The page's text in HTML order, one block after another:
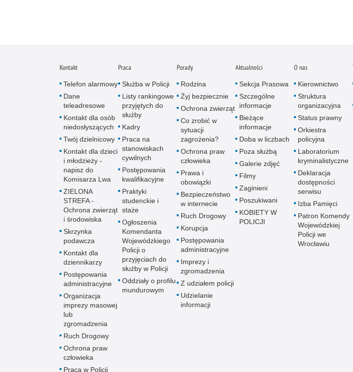
Kontakt
Telefon alarmowy
Dane
teleadresowe
Kontakt dla osób
niedosłyszących
Twój dzielnicowy
Kontakt dla dzieci
i młodzieży -
napisz do
Komisarza Lwa
ZIELONA
STREFA -
Ochrona zwierząt
i środowiska
Skrzynka
podawcza
Kontakt dla
dziennikarzy
Postępowania
administracyjne
Organizacja
imprezy masowej
lub
zgromadzenia
Ruch Drogowy
Ochrona praw
człowieka
Praca w Policji
Praca
Służba w Policji
Listy rankingowe
przyjętych do
służby
Kadry
Praca na
stanowiskach
cywilnych
Postępowania
kwalifikacyjne
Praktyki
studenckie i
staże
Ogłoszenia
Komendanta
Wojewódzkiego
Policji o
przyjęciach do
służby w Policji
Oddziały o profilu
mundurowym
Porady
Rodzina
Żyj bezpiecznie
Ochrona zwierząt
Co zrobić w
sytuacji
zagrożenia?
Ochrona praw
człowieka
Prawa i
obowiązki
Bezpieczeństwo
w internecie
Ruch Drogowy
Korupcja
Postępowania
administracyjne
Imprezy i
zgromadzenia
Z udziałem policji
Udzielanie
informacji
Aktualności
Sekcja Prasowa
Szczególne
informacje
Bieżące
informacje
Doba w liczbach
Poza służbą
Galerie zdjęć
Filmy
Zaginieni
Poszukiwani
KOBIETY W
POLICJI
O nas
Kierownictwo
Struktura
organizacyjna
Status prawny
Orkiestra
policyjna
Laboratorium
kryminalistyczne
Deklaracja
dostępności
serwisu
Izba Pamięci
Patron Komendy
Wojewódzkiej
Policji we
Wrocławiu